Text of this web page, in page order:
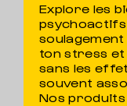
Explore les
ton stress et
sans les
souvent
Nos produits